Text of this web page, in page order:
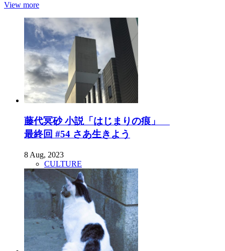
View more
藤代冥砂 小説「はじまりの痕」
最終回 #54 さあ生きよう
8 Aug, 2023
CULTURE